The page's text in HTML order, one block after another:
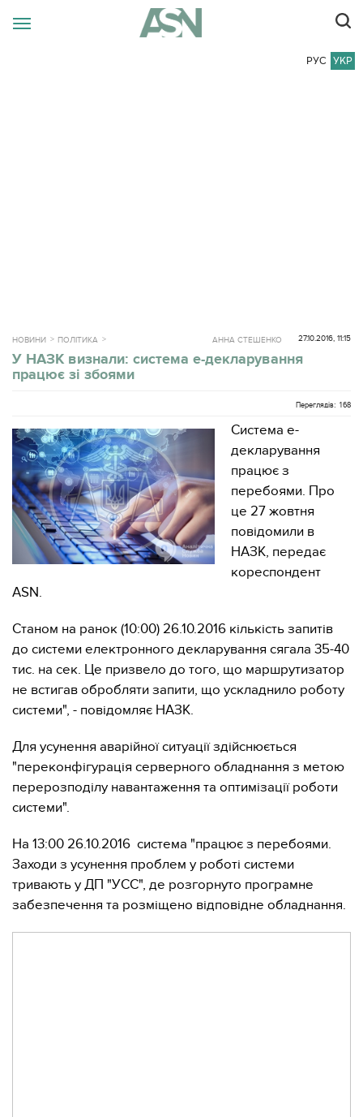
РУС УКР
НОВИНИ ПОЛІТИКА 27.10.2016, 11:15
АННА СТЕШЕНКО
У НАЗК визнали: система е-декларування
працює зі збоями
Переглядів: 168
Система е-
декларування
працює з
перебоями. Про
це 27 жовтня
повідомили в
НАЗК, передає
кореспондент
ASN.
Станом на ранок (10:00) 26.10.2016 кількість запитів
до системи електронного декларування сягала 35-40
тис. на сек. Це призвело до того, що маршрутизатор
не встигав обробляти запити, що ускладнило роботу
системи", - повідомляє НАЗК.
Для усунення аварійної ситуації здійснюється
"переконфігурація серверного обладнання з метою
перерозподілу навантаження та оптимізації роботи
системи".
На 13:00 26.10.2016 система "працює з перебоями.
Заходи з усунення проблем у роботі системи
тривають у ДП "УСС", де розгорнуто програмне
забезпечення та розміщено відповідне обладнання.